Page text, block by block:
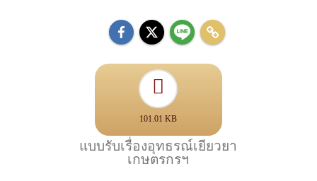
101.01 KB
แบบรับเรื่องอุทธรณ์เยียวยา
เกษตรกรฯ